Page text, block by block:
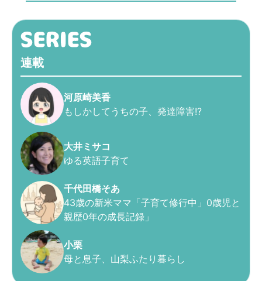
連載
河原崎美香
もしかしてうちの子、発達障害!?
大井ミサコ
ゆる英語子育て
千代田橋そあ
43歳の新米ママ「子育て修行中」0歳児と
親歴0年の成長記録」
小栗
母と息子、山梨ふたり暮らし